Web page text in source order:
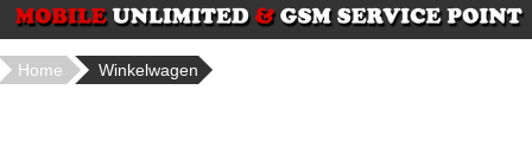
Home Winkelwagen